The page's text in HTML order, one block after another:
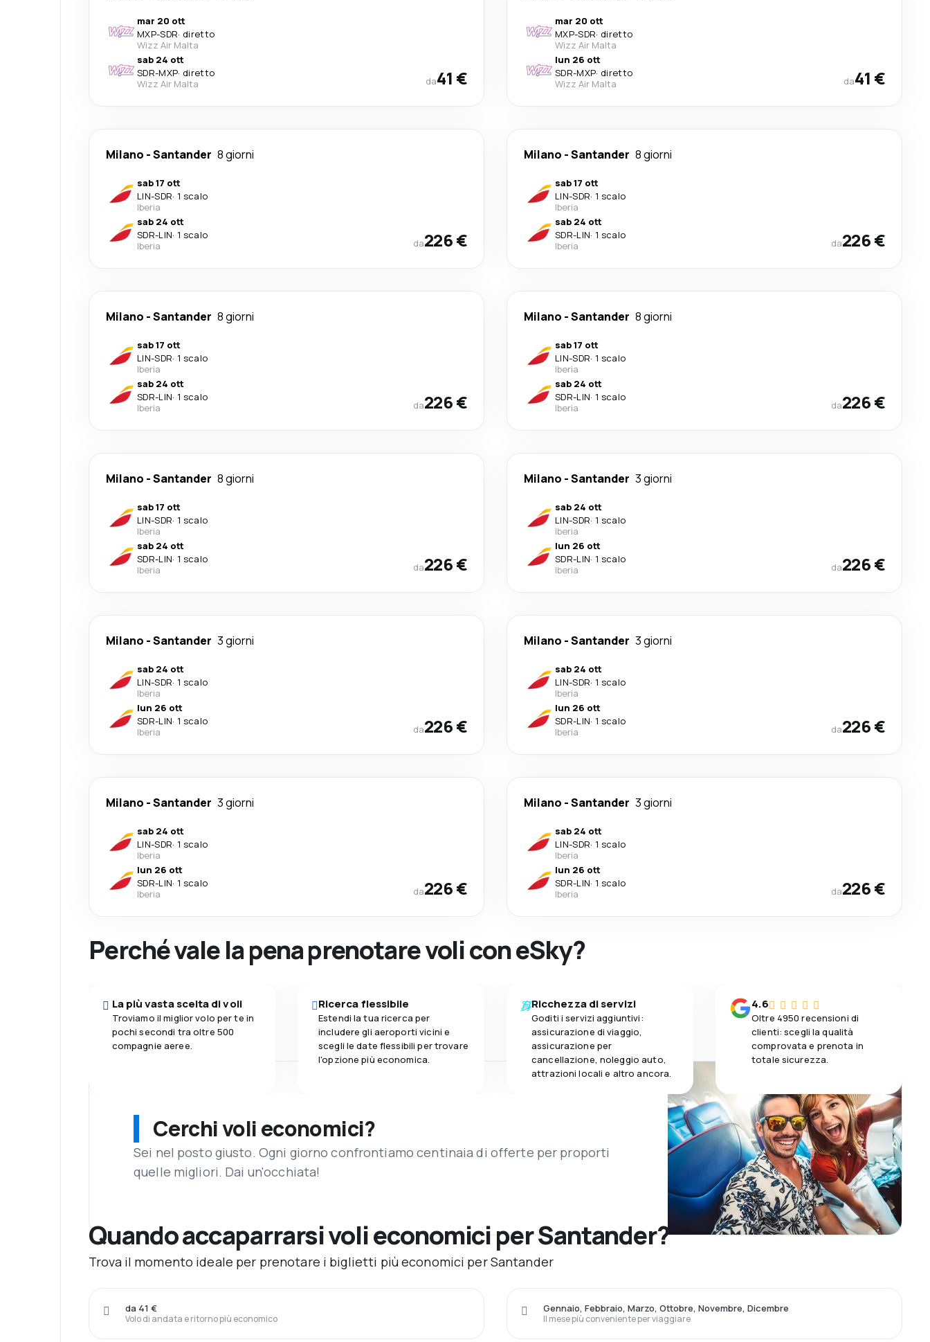
mar 20 ott
MXP-SDR· diretto
Wizz Air Malta
sab 24 ott
SDR-MXP· diretto
Wizz Air Malta
da41 €
mar 20 ott
MXP-SDR· diretto
Wizz Air Malta
lun 26 ott
SDR-MXP· diretto
Wizz Air Malta
da41 €
Milano -Santander 8 giorni
sab 17 ott
LIN-SDR· 1 scalo
Iberia
sab 24 ott
SDR-LIN· 1 scalo
Iberia
da226 €
Milano -Santander 8 giorni
sab 17 ott
LIN-SDR· 1 scalo
Iberia
sab 24 ott
SDR-LIN· 1 scalo
Iberia
da226 €
Milano -Santander 8 giorni
sab 17 ott
LIN-SDR· 1 scalo
Iberia
sab 24 ott
SDR-LIN· 1 scalo
Iberia
da226 €
Milano -Santander 8 giorni
sab 17 ott
LIN-SDR· 1 scalo
Iberia
sab 24 ott
SDR-LIN· 1 scalo
Iberia
da226 €
Milano -Santander 8 giorni
sab 17 ott
LIN-SDR· 1 scalo
Iberia
sab 24 ott
SDR-LIN· 1 scalo
Iberia
da226 €
Milano -Santander 3 giorni
sab 24 ott
LIN-SDR· 1 scalo
Iberia
lun 26 ott
SDR-LIN· 1 scalo
Iberia
da226 €
Milano -Santander 3 giorni
sab 24 ott
LIN-SDR· 1 scalo
Iberia
lun 26 ott
SDR-LIN· 1 scalo
Iberia
da226 €
Milano -Santander 3 giorni
sab 24 ott
LIN-SDR· 1 scalo
Iberia
lun 26 ott
SDR-LIN· 1 scalo
Iberia
da226 €
Milano -Santander 3 giorni
sab 24 ott
LIN-SDR· 1 scalo
Iberia
lun 26 ott
SDR-LIN· 1 scalo
Iberia
da226 €
Milano -Santander 3 giorni
sab 24 ott
LIN-SDR· 1 scalo
Iberia
lun 26 ott
SDR-LIN· 1 scalo
Iberia
da226 €
Perché vale la pena prenotare voli con eSky?
La più vasta scelta di voli
Troviamo il miglior volo per te in
pochi secondi tra oltre 500
compagnie aeree.
Ricerca flessibile
Estendi la tua ricerca per
includere gli aeroporti vicini e
scegli le date flessibili per trovare
l'opzione più economica.
Ricchezza di servizi
Goditi i servizi aggiuntivi:
assicurazione di viaggio,
assicurazione per
cancellazione, noleggio auto,
attrazioni locali e altro ancora.
4.6
Oltre 4950 recensioni di
clienti: scegli la qualità
comprovata e prenota in
totale sicurezza.
Cerchi voli economici?
Sei nel posto giusto. Ogni giorno confrontiamo centinaia di offerte per proporti
quelle migliori. Dai un'occhiata!
Quando accaparrarsi voli economici per Santander?
Trova il momento ideale per prenotare i biglietti più economici per Santander
Volo di andata e ritorno più economico
da 41 €
Il mese più conveniente per viaggiare
Gennaio, Febbraio, Marzo, Ottobre, Novembre, Dicembre